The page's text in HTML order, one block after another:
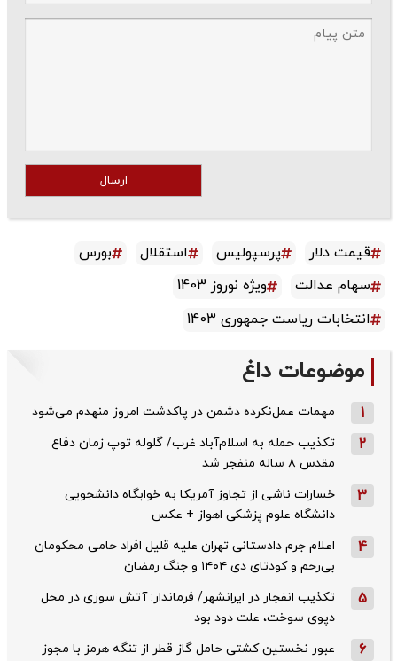
ارسال
قیمت دلار پرسپولیس استقلال
بورس
سهام عدالت
ویژه نوروز 1403
انتخابات ریاست جمهوری 1403
موضوعات داغ
1 مهمات عمل‌نکرده دشمن در پاکدشت امروز منهدم می‌شود
2
تکذیب حمله به اسلام‌آباد غرب/ گلوله توپ زمان دفاع
مقدس ۸ ساله منفجر شد
3
خسارات ناشی از تجاوز آمریکا به خوابگاه دانشجویی
دانشگاه علوم پزشکی اهواز + عکس
4
اعلام جرم دادستانی تهران علیه قلیل افراد حامی محکومان
بی‌رحم و کودتای دی‌ ۱۴۰۴ و جنگ رمضان
5
تکذیب ‌انفجار در ایرانشهر/ فرماندار: آتش سوزی در محل
دپوی سوخت، علت دود بود
6 عبور نخستین کشتی حامل گاز قطر از تنگه هرمز با مجوز